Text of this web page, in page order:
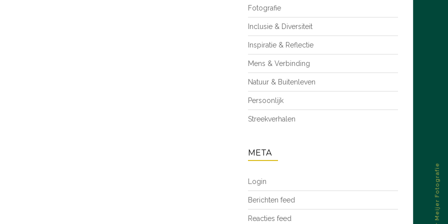
Fotografie
Inclusie & Diversiteit
Inspiratie & Reflectie
Mens & Verbinding
Natuur & Buitenleven
Persoonlijk
Streekverhalen
META
Login
Berichten feed
Reacties feed